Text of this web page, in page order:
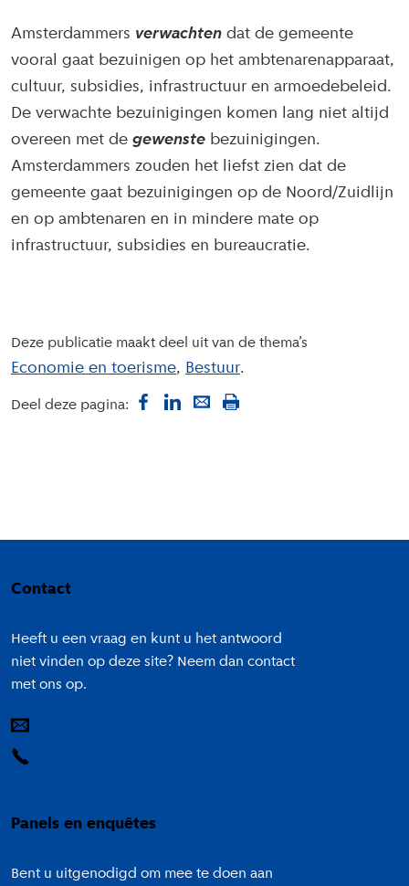
Amsterdammers verwachten dat de gemeente
vooral gaat bezuinigen op het ambtenarenapparaat,
cultuur, subsidies, infrastructuur en armoedebeleid.
De verwachte bezuinigingen komen lang niet altijd
overeen met de gewenste bezuinigingen.
Amsterdammers zouden het liefst zien dat de
gemeente gaat bezuinigingen op de Noord/Zuidlijn
en op ambtenaren en in mindere mate op
infrastructuur, subsidies en bureaucratie.
Deze publicatie maakt deel uit van de thema’s
Economie en toerisme Bestuur
Deel deze pagina:
Contact
Heeft u een vraag en kunt u het antwoord
niet vinden op deze site? Neem dan contact
met ons op.
Panels en enquêtes
Bent u uitgenodigd om mee te doen aan